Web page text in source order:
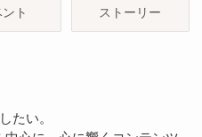
ト ストーリー
たい。